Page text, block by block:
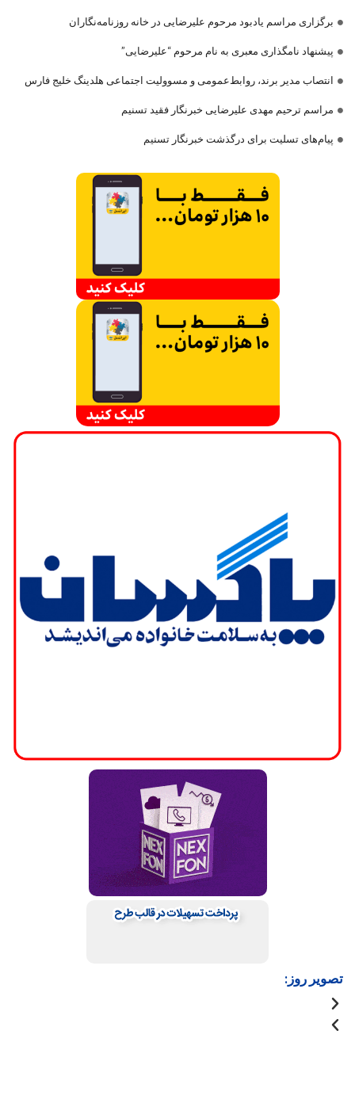
برگزاری مراسم یادبود مرحوم علیرضایی در خانه روزنامه‌نگاران
پیشنهاد نامگذاری معبری به نام مرحوم “علیرضایی”
انتصاب مدیر برند، روابط‌عمومی و مسوولیت اجتماعی هلدینگ خلیج فارس
مراسم ترحیم مهدی علیرضایی خبرنگار فقید تسنیم
پیام‌های تسلیت برای درگذشت خبرنگار تسنیم
تصویر روز: